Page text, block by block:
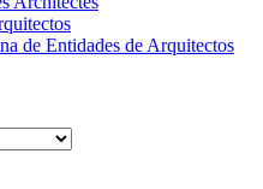
de Entidades de Arquitectos